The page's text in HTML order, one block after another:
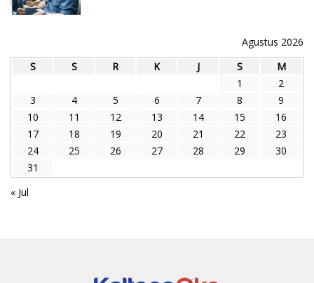
Agustus 2026
S
S R K J S
M
1
2
3
4 5 6 7 8
9
10
11 12 13 14 15
16
17
18 19 20 21 22
23
24
25 26 27 28 29
30
31
« Jul